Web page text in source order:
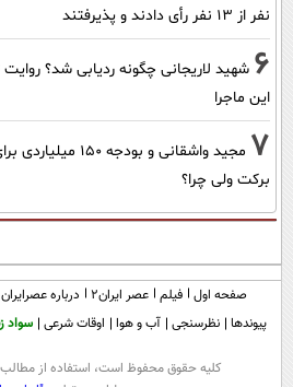
نفر از 13 نفر رأی دادند و پذیرفتند
6 شهید لاریجانی چگونه ردیابی شد؟ روایت
این ماجرا
7
مجید واشقانی و
برکت ولی چرا؟
صفحه اول فیلم عصر ایران۲ درباره عصرایران
پیوندها نظرسنجی آب و هوا اوقات شرعی سواد
كليه حقوق محفوظ است، استفاده از مطالب